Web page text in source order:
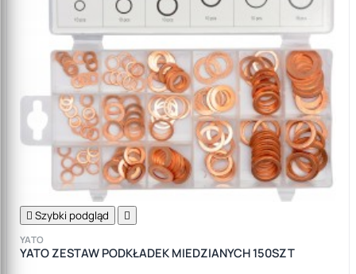
 Szybki podgląd 
YATO
YATO ZESTAW PODKŁADEK MIEDZIANYCH 150SZT